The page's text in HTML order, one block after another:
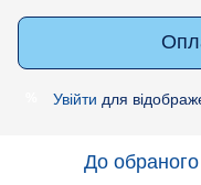
Увійти для
До обраного